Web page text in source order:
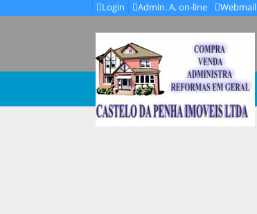
Login Admin. A. on-line Webmail